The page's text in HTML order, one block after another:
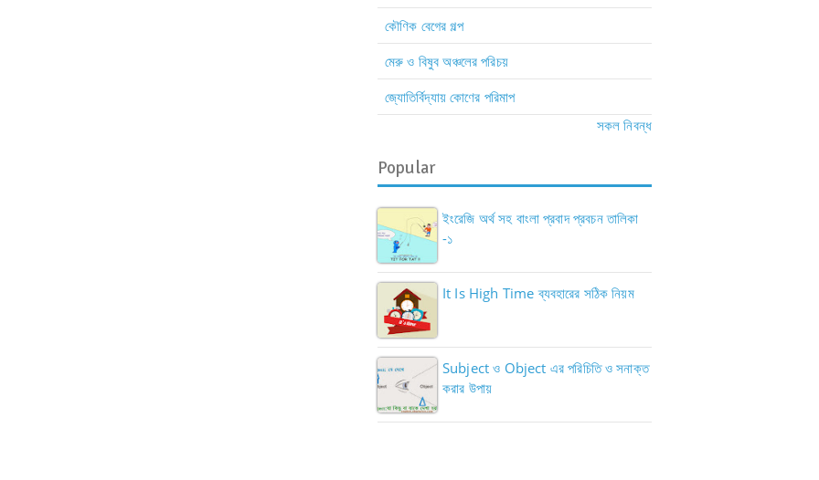
কৌণিক বেগের গল্প
মেরু ও বিষুব অঞ্চলের পরিচয়
জ্যোতির্বিদ্যায় কোণের পরিমাপ
সকল নিবন্ধ
Popular
ইংরেজি অর্থ সহ বাংলা প্রবাদ প্রবচন তালিকা
-১
It Is High Time ব্যবহারের সঠিক নিয়ম
Subject ও Object এর পরিচিতি ও সনাক্ত
করার উপায়